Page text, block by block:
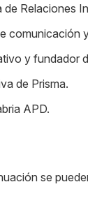
de Relaciones
comunicación
y fundador
de Prisma.
APD.
se